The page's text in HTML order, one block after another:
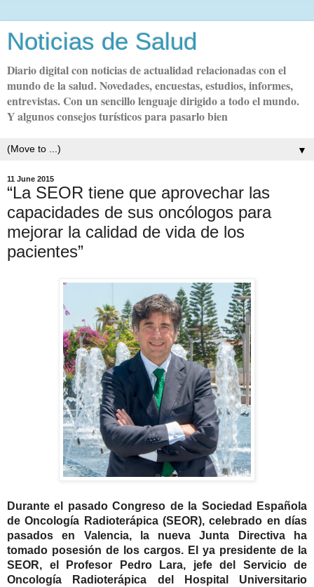
Noticias de Salud
Diario digital con noticias de actualidad relacionadas con el
mundo de la salud. Novedades, encuestas, estudios, informes,
entrevistas. Con un sencillo lenguaje dirigido a todo el mundo.
Y algunos consejos turísticos para pasarlo bien
▼
11 June 2015
“La SEOR tiene que aprovechar las
capacidades de sus oncólogos para
mejorar la calidad de vida de los
pacientes”
Durante el pasado Congreso de la Sociedad Española
de Oncología Radioterápica (SEOR), celebrado en días
pasados en Valencia, la nueva Junta Directiva ha
tomado posesión de los cargos. El ya presidente de la
SEOR, el Profesor Pedro Lara, jefe del Servicio de
Oncología Radioterápica del Hospital Universitario